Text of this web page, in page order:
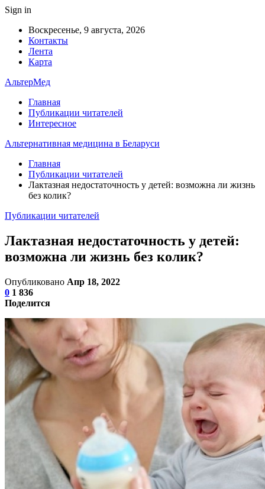
Sign in
Воскресенье, 9 августа, 2026
Контакты
Лента
Карта
АльтерМед
Главная
Публикации читателей
Интересное
Альтернативная медицина в Беларуси
Главная
Публикации читателей
Лактазная недостаточность у детей: возможна ли жизнь
без колик?
Публикации читателей
Лактазная недостаточность у детей:
возможна ли жизнь без колик?
Опубликовано Апр 18, 2022
0 1 836
Поделится